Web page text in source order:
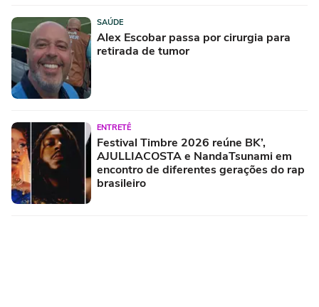
SAÚDE
Alex Escobar passa por cirurgia para
retirada de tumor
ENTRETÊ
Festival Timbre 2026 reúne BK’,
AJULLIACOSTA e NandaTsunami em
encontro de diferentes gerações do rap
brasileiro